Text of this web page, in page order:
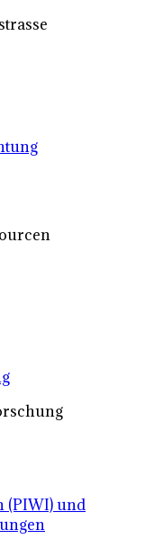
(PIWI) und